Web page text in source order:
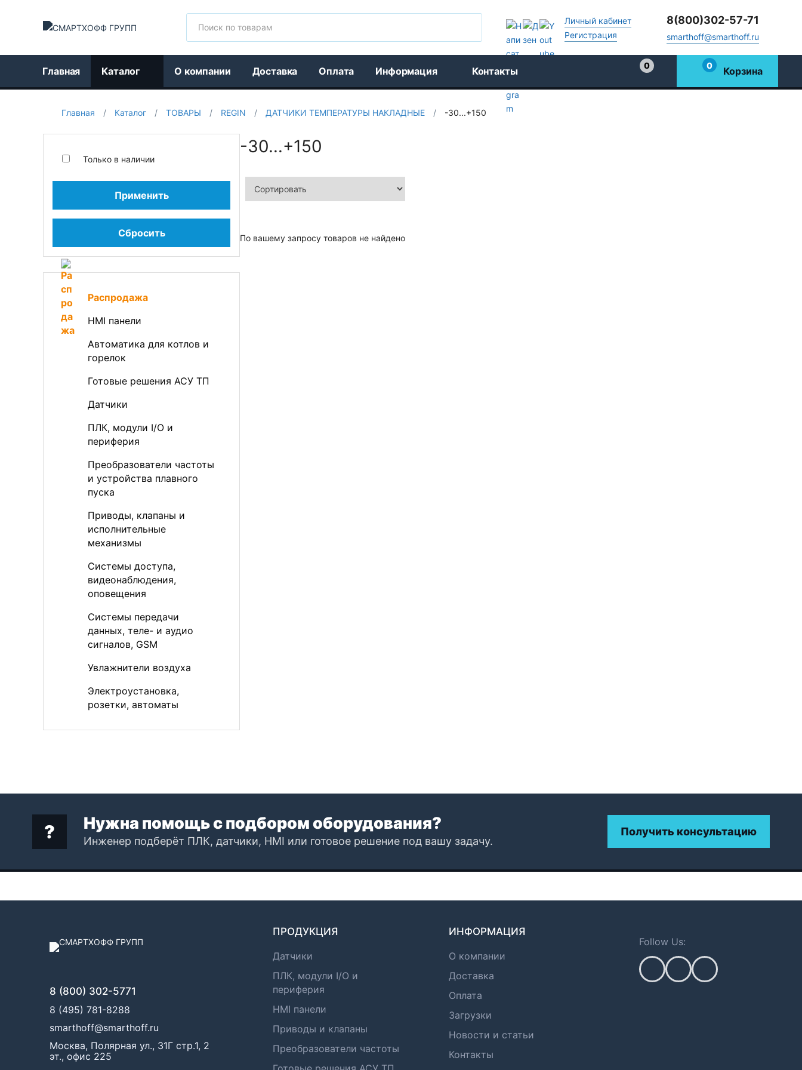
Личный кабинет
Регистрация
8(800)302-57-71
smarthoff@smarthoff.ru
Главная Каталог О компании Доставка Оплата Информация Контакты
0
0 Корзина
Главная / Каталог / ТОВАРЫ / REGIN / ДАТЧИКИ ТЕМПЕРАТУРЫ НАКЛАДНЫЕ / -30...+150
Только в наличии
Применить
Сбросить
Распродажа
HMI панели
Автоматика для котлов и
горелок
Готовые решения АСУ ТП
Датчики
ПЛК, модули I/O и
периферия
Преобразователи частоты
и устройства плавного
пуска
Приводы, клапаны и
исполнительные
механизмы
Системы доступа,
видеонаблюдения,
оповещения
Системы передачи
данных, теле- и аудио
сигналов, GSM
Увлажнители воздуха
Электроустановка,
розетки, автоматы
-30...+150
По вашему запросу товаров не найдено
Нужна помощь с подбором оборудования?
Инженер подберёт ПЛК, датчики, HMI или готовое решение под вашу задачу.
Получить консультацию
8 (800) 302-5771
8 (495) 781-8288
smarthoff@smarthoff.ru
Москва, Полярная ул., 31Г стр.1, 2
эт., офис 225
ПРОДУКЦИЯ
Датчики
ПЛК, модули I/O и
периферия
HMI панели
Приводы и клапаны
Преобразователи частоты
ИНФОРМАЦИЯ
О компании
Доставка
Оплата
Загрузки
Новости и статьи
Контакты
Follow Us: